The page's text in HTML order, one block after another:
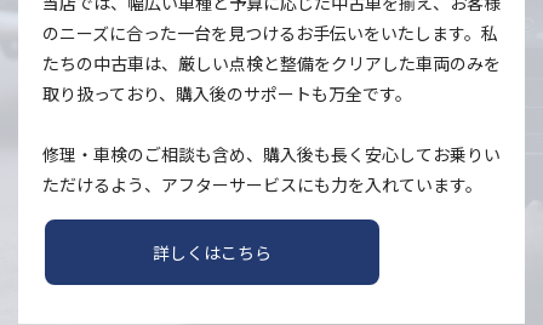
のニーズに合った一台を見つけるお手伝いをいたします。私
たちの中古車は、厳しい点検と整備をクリアした車両のみを
取り扱っており、購入後のサポートも万全です。
修理・車検のご相談も含め、購入後も長く安心してお乗りい
ただけるよう、アフターサービスにも力を入れています。
詳しくはこちら